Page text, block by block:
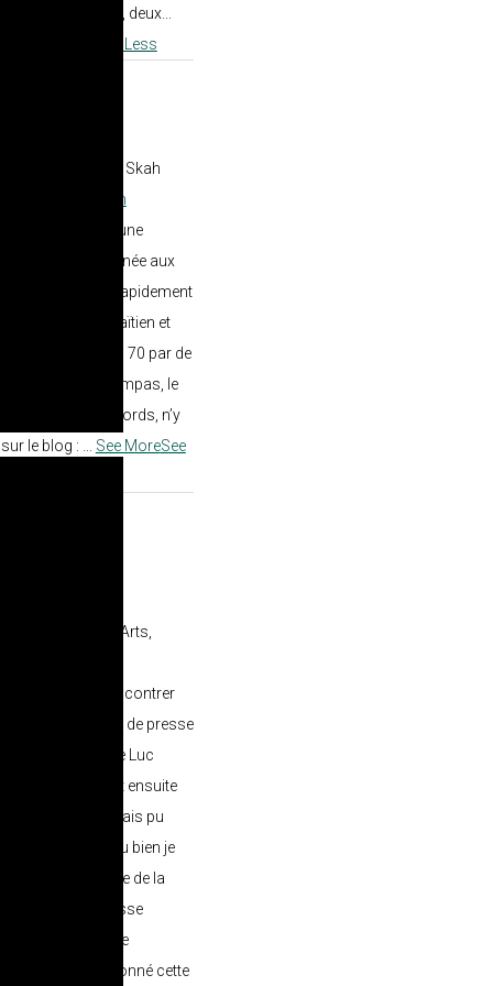
en sera extrait, deux...
See Less
Best Compas – Skah
#33rpm
🎺 🔥 🎶 ⚡ Né d’une
alors en tournée aux
#1 devient très rapidement
du compas haïtien et
des années 70 par de
album, Best Compas, le
chez Marc Records, n’y
le blog :
See MoreSee
au Centre des Arts,
d’abord pu rencontrer
lors d’un meeting de presse
et avec l’aide de Luc
Kiavué m’avait ensuite
que j’avais pu
de l’Arawak (ou bien je
hôtel de la Pointe de la
midi. Je vous laisse
mais je ne le
de m’avoir donné cette